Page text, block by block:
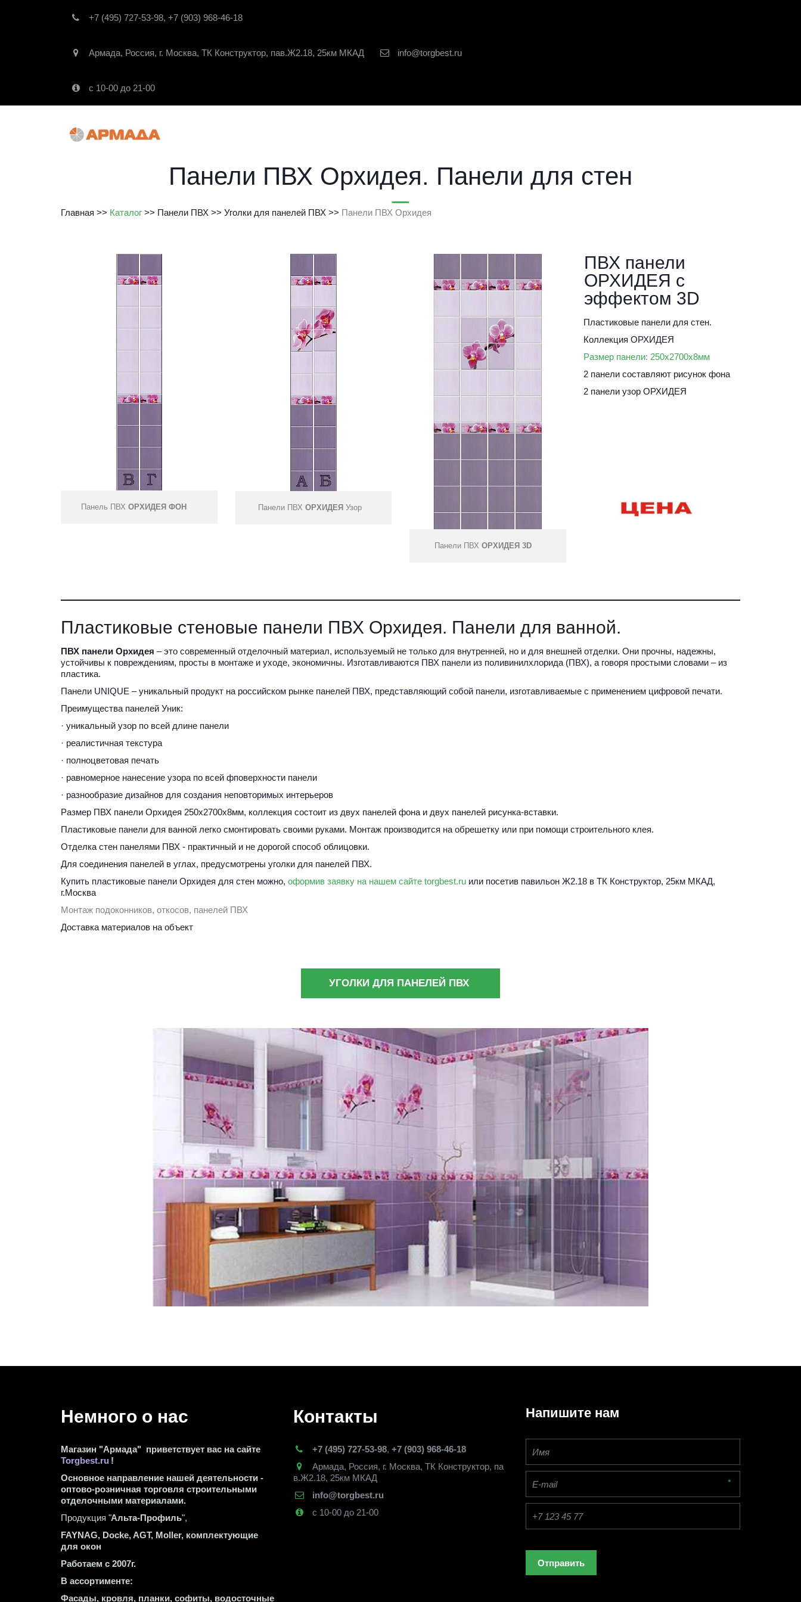
+7 (495) 727-53-98, +7 (903) 968-46-18
Армада, Россия, г. Москва, ТК Конструктор, пав.Ж2.18, 25км МКАД info@torgbest.ru
с 10-00 до 21-00
Панели ПВХ Орхидея. Панели для стен
Главная >> Каталог >> Панели ПВХ >> Уголки для панелей ПВХ >> Панели ПВХ Орхидея
Панель ПВХ ОРХИДЕЯ ФОН Панели ПВХ ОРХИДЕЯУзор
Панели ПВХ ОРХИДЕЯ 3D
ПВХ панели
ОРХИДЕЯ с
эффектом 3D
Пластиковые панели для стен.
Коллекция ОРХИДЕЯ
Размер панели: 250х2700х8мм
2 панели составляют рисунок фона
2 панели узор ОРХИДЕЯ
Пластиковые стеновые панели ПВХ Орхидея. Панели для ванной.
ПВХ панели Орхидея – это современный отделочный материал, используемый не только для внутренней, но и для внешней отделки. Они прочны, надежны,
устойчивы к повреждениям, просты в монтаже и уходе, экономичны. Изготавливаются ПВХ панели из поливинилхлорида (ПВХ), а говоря простыми словами – из
пластика.
Панели UNIQUE – уникальный продукт на российском рынке панелей ПВХ, представляющий собой панели, изготавливаемые с применением цифровой печати.
Преимущества панелей Уник:
· уникальный узор по всей длине панели
· реалистичная текстура
· полноцветовая печать
· равномерное нанесение узора по всей фповерхности панели
· разнообразие дизайнов для создания неповторимых интерьеров
Размер ПВХ панели Орхидея 250х2700х8мм, коллекция состоит из двух панелей фона и двух панелей рисунка-вставки.
Пластиковые панели для ванной легко смонтировать своими руками. Монтаж производится на обрешетку или при помощи строительного клея.
Отделка стен панелями ПВХ - практичный и не дорогой способ облицовки.
Для соединения панелей в углах, предусмотрены уголки для панелей ПВХ.
Купить пластиковые панели Орхидея для стен можно, оформив заявку на нашем сайте torgbest.ru или посетив павильон Ж2.18 в ТК Конструктор, 25км МКАД,
г.Москва
Монтаж подоконников, откосов, панелей ПВХ
Доставка материалов на объект
УГОЛКИ ДЛЯ ПАНЕЛЕЙ ПВХ
Немного о нас
Магазин "Армада"  приветствует вас на сайте
Torgbest.ru !
Основное направление нашей деятельности -
оптово-розничная торговля строительными
отделочными материалами.
Продукция "Альта-Профиль",
FAYNAG, Docke, AGT, Moller, комплектующие
для окон
Работаем с 2007г.
В ассортименте:
Фасады, кровля, планки, софиты, водосточные
Контакты
+7 (495) 727-53-98, +7 (903) 968-46-18
Армада, Россия, г. Москва, ТК Конструктор, па
в.Ж2.18, 25км МКАД
info@torgbest.ru
с 10-00 до 21-00
Напишите нам
*
Отправить